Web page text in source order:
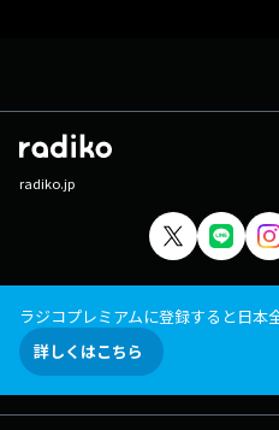
radiko.jp
ラジコプレミアムに登録すると日本
詳しくはこちら